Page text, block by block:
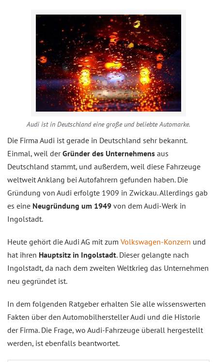
Audi ist in Deutschland eine große und beliebte Automarke.
Die Firma Audi ist gerade in Deutschland sehr bekannt.
Einmal, weil derGründer des Unternehmens aus
Deutschland stammt, und außerdem, weil diese Fahrzeuge
weltweit Anklang bei Autofahrern gefunden haben. Die
Gründung von Audi erfolgte 1909 in Zwickau. Allerdings gab
es eine Neugründung um 1949 von dem Audi-Werk in
Ingolstadt.
Heute gehört die Audi AG mit zum Volkswagen-Konzern und
hat ihren Hauptsitz in Ingolstadt. Dieser gelangte nach
Ingolstadt, da nach dem zweiten Weltkrieg das Unternehmen
neu gegründet ist.
In dem folgenden Ratgeber erhalten Sie alle wissenswerten
Fakten über den Automobilhersteller Audi und die Historie
der Firma. Die Frage, wo Audi-Fahrzeuge überall hergestellt
werden, ist ebenfalls beantwortet.